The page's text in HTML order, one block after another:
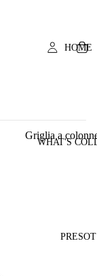
HOME
WHAT'S
PRESOT
Griglia a